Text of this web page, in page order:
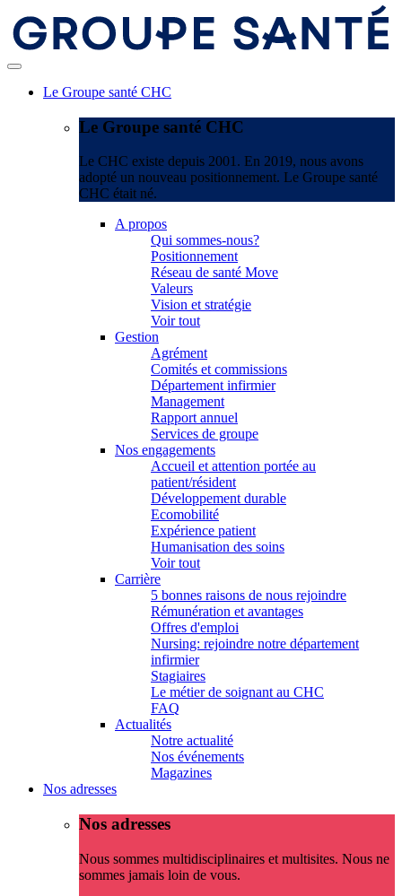
Le Groupe santé CHC
Le Groupe santé CHC
Le CHC existe depuis 2001. En 2019, nous avons
adopté un nouveau positionnement. Le Groupe santé
CHC était né.
A propos
Qui sommes-nous?
Positionnement
Réseau de santé Move
Valeurs
Vision et stratégie
Voir tout
Gestion
Agrément
Comités et commissions
Département infirmier
Management
Rapport annuel
Services de groupe
Nos engagements
Accueil et attention portée au
patient/résident
Développement durable
Ecomobilité
Expérience patient
Humanisation des soins
Voir tout
Carrière
5 bonnes raisons de nous rejoindre
Rémunération et avantages
Offres d'emploi
Nursing: rejoindre notre département
infirmier
Stagiaires
Le métier de soignant au CHC
FAQ
Actualités
Notre actualité
Nos événements
Magazines
Nos adresses
Nos adresses
Nous sommes multidisciplinaires et multisites. Nous ne
sommes jamais loin de vous.